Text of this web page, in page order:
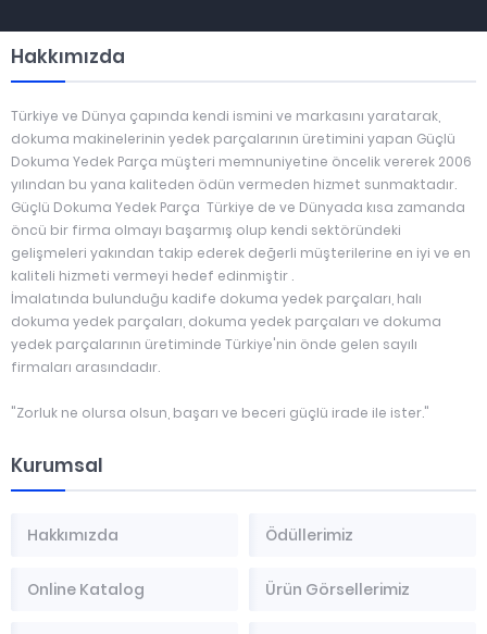
Hakkımızda
Türkiye ve Dünya çapında kendi ismini ve markasını yaratarak,
dokuma makinelerinin yedek parçalarının üretimini yapan Güçlü
Dokuma Yedek Parça müşteri memnuniyetine öncelik vererek 2006
yılından bu yana kaliteden ödün vermeden hizmet sunmaktadır.
Güçlü Dokuma Yedek Parça Türkiye de ve Dünyada kısa zamanda
öncü bir firma olmayı başarmış olup kendi sektöründeki
gelişmeleri yakından takip ederek değerli müşterilerine en iyi ve en
kaliteli hizmeti vermeyi hedef edinmiştir .
İmalatında bulunduğu kadife dokuma yedek parçaları, halı
dokuma yedek parçaları, dokuma yedek parçaları ve dokuma
yedek parçalarının üretiminde Türkiye'nin önde gelen sayılı
firmaları arasındadır.
"Zorluk ne olursa olsun, başarı ve beceri güçlü irade ile ister."
Kurumsal
Hakkımızda Ödüllerimiz
Online Katalog Ürün Görsellerimiz